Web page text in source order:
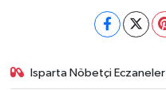
Isparta Nöbetçi Eczaneler